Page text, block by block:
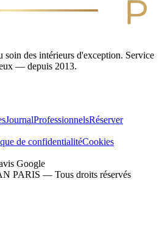
soin des intérieurs d'exception. Service
— depuis 2013.
JournalProfessionnelsRéserver
de confidentialitéCookies
Google
PARIS — Tous droits réservés